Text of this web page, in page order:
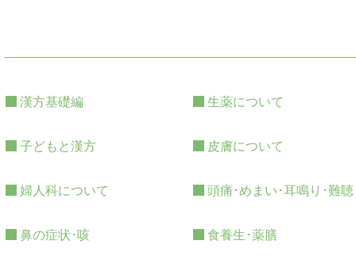
漢方基礎編 生薬について
子どもと漢方 皮膚について
婦人科について 頭痛･めまい･耳鳴り･難聴
鼻の症状･咳 食養生･薬膳